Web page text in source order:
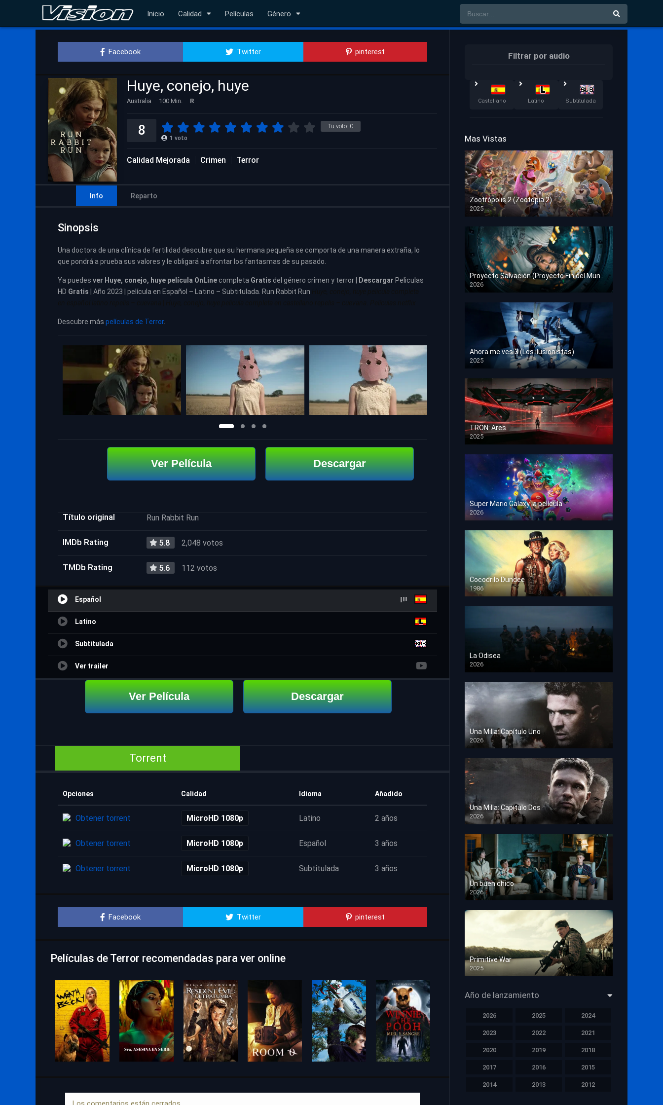
Inicio Calidad Películas Género
Facebook Twitter pinterest
Huye, conejo, huye
Australia 100 Min. R
Tu voto: 0
8 1 voto
Calidad Mejorada Crimen Terror
Info Reparto
Sinopsis
Una doctora de una clínica de fertilidad descubre que su hermana pequeña se comporta de una manera extraña, lo
que pondrá a prueba sus valores y le obligará a afrontar los fantasmas de su pasado.
Ya puedes ver Huye, conejo, huye película OnLinecompleta Gratis del género crimen y terror | Descargar Peliculas
HD Gratis | Año 2023 | película en Español – Latino – Subtitulada. Run Rabbit Run
Descubre más películas de Terror.
Ver Película Descargar
Título original Run Rabbit Run
IMDb Rating 5.8 2,048 votos
TMDb Rating 5.6 112 votos
Español
Latino
Subtitulada
Ver trailer
Ver Película Descargar
Torrent
Opciones Calidad Idioma Añadido
Obtener torrent MicroHD 1080p Latino 2 años
Obtener torrent MicroHD 1080p Español 3 años
Obtener torrent MicroHD 1080p Subtitulada 3 años
Facebook Twitter pinterest
Películas de Terror recomendadas para ver online
Filtrar por audio
Castellano Latino Subtitulada
Mas Vistas
Zootrópolis 2 (Zootopia 2)
2025
HD 1080p
Proyecto Salvación (Proyecto Fin del Mundo)
2026
HD 1080p
Ahora me ves 3 (Los ilusionistas)
2025
HD 1080p
TRON: Ares
2025
HD 1080p
Super Mario Galaxy la película
2026
HD 1080p
Cocodrilo Dundee
1986
HD 1080p
La Odisea
2026
TS Screener
Una Milla: Capítulo Uno
2026
HD 1080p
Una Milla: Capítulo Dos
2026
HD 1080p
Un buen chico
2026
HD 1080p
Primitive War
2025
HD 1080p
Año de lanzamiento
2026 2025 2024
2023 2022 2021
2020 2019 2018
2017 2016 2015
2014 2013 2012